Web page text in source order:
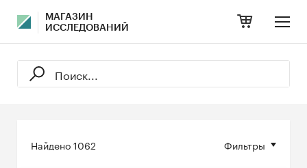
МАГАЗИН
ИССЛЕДОВАНИЙ
Фильтры
Найдено1062